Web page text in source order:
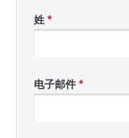
姓 *
电子邮件 *